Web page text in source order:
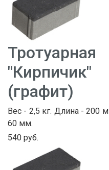
(графит)
Вес - 2,5 кг. Длина - 200
60 мм.
540 руб.